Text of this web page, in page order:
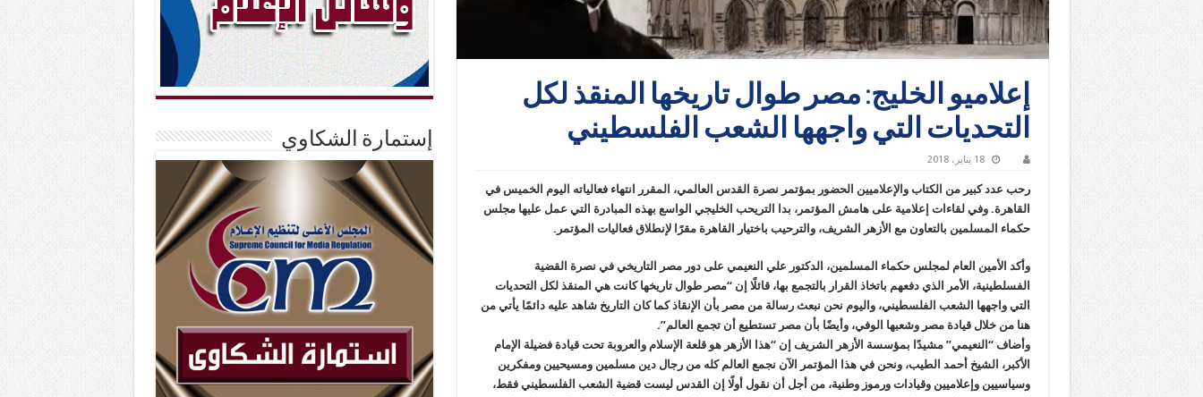
إعلاميو الخليج: مصر طوال تاريخها المنقذ لكل
التحديات التي واجهها الشعب الفلسطيني
18 يناير، 2018
رحب عدد كبير من الكتاب والإعلاميين الحضور بمؤتمر نصرة القدس العالمي، المقرر انتهاء فعالياته اليوم الخميس في
القاهرة. وفي لقاءات إعلامية على هامش المؤتمر، بدا التريحب الخليجي الواسع بهذه المبادرة التي عمل عليها مجلس
حكماء المسلمين بالتعاون مع الأزهر الشريف، والترحيب باختيار القاهرة مقرًا لإنطلاق فعاليات المؤتمر.
وأكد الأمين العام لمجلس حكماء المسلمين، الدكتور علي النعيمي على دور مصر التاريخي في نصرة القضية
الفسلطينية، الأمر الذي دفعهم باتخاذ القرار بالتجمع بها، قائلًا إن “مصر طوال تاريخها كانت هي المنقذ لكل التحديات
التي واجهها الشعب الفلسطيني، واليوم نحن نبعث رسالة من مصر بأن الإنقاذ كما كان التاريخ شاهد عليه دائمًا يأتي من
هنا من خلال قيادة مصر وشعبها الوفي، وأيضًا بأن مصر تستطيع أن تجمع العالم”.
وأضاف “النعيمي” مشيدًا بمؤسسة الأزهر الشريف إن “هذا الأزهر هو قلعة الإسلام والعروبة تحت قيادة فضيلة الإمام
الأكبر، الشيخ أحمد الطيب، ونحن في هذا المؤتمر الآن نجمع العالم كله من رجال دين مسلمين ومسيحيين ومفكرين
وسياسيين وإعلاميين وقيادات ورموز وطنية، من أجل أن نقول أولًا إن القدس ليست قضية الشعب الفلسطيني فقط،
إستمارة الشكاوي